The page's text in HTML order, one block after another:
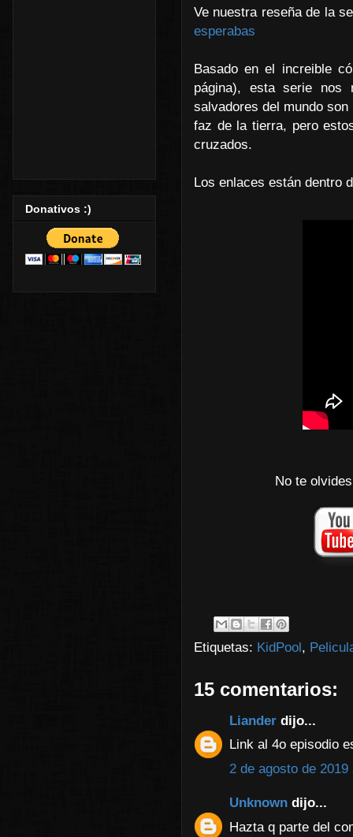
Ve nuestra reseña de la
esperabas
Basado en el increible
página), esta serie nos
salvadores del mundo
faz de la tierra, pero
cruzados.
Los enlaces están dentro
No te
Etiquetas: KidPool,
15 comentarios:
Liander dijo...
Link al 4o episodio
2 de agosto de
Unknown dijo...
Hazta q parte del
Donativos :)